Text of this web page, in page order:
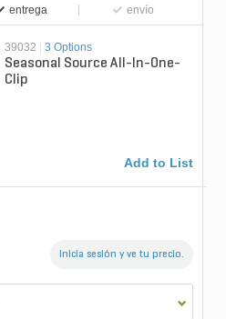
entrega envío
39032 3 Options
Seasonal Source All-In-One-
Clip
Add to List
Inicia sesión y ve tu precio.